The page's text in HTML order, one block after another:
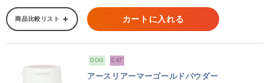
商品比較リスト カートに入れる
DOG CAT
アースリアーマーゴールドパウダー